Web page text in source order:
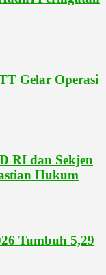
Gelar Operasi
RI dan Sekjen
Hukum
Tumbuh 5,29